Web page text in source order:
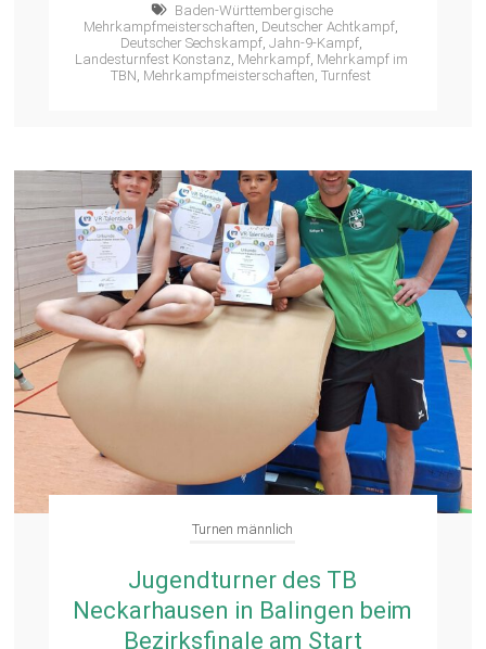
Baden-Württembergische
Mehrkampfmeisterschaften Deutscher Achtkampf
Deutscher Sechskampf, Jahn-9-Kampf,
Landesturnfest Konstanz Mehrkampf, Mehrkampf im
TBN Mehrkampfmeisterschaften ,Turnfest
Turnen männlich
Jugendturner des TB
Neckarhausen in Balingen beim
Bezirksfinale am Start